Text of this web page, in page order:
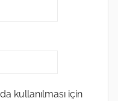
kullanılması için